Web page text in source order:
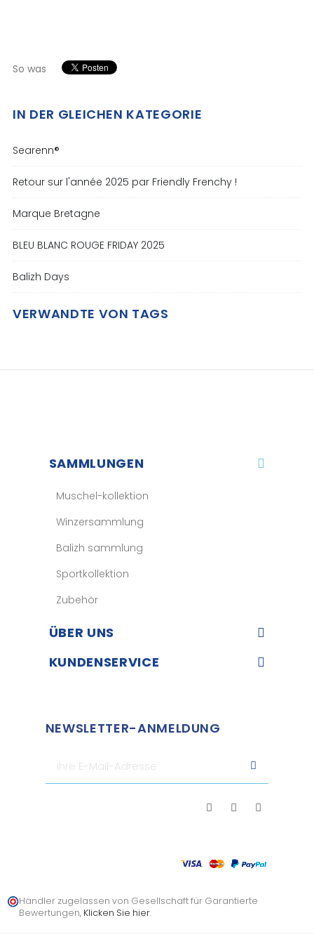
So was
IN DER GLEICHEN KATEGORIE
Searenn®
Retour sur l'année 2025 par Friendly Frenchy !
Marque Bretagne
BLEU BLANC ROUGE FRIDAY 2025
Balizh Days
VERWANDTE VON TAGS
SAMMLUNGEN
Muschel-kollektion
Winzersammlung
Balizh sammlung
Sportkollektion
Zubehör
ÜBER UNS​
KUNDENSERVICE​
NEWSLETTER-ANMELDUNG
Händler zugelassen von Gesellschaft für Garantierte
Bewertungen, Klicken Sie hier.